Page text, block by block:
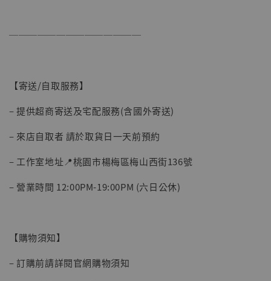
──────────────
【寄送/自取服務】
– 提供超商寄送及宅配服務(含國外寄送)
– 來店自取者 請於取貨日一天前預約
– 工作室地址📍桃園市楊梅區梅山西街136號
– 營業時間 12:00PM-19:00PM (六日公休)
【購物須知】
– 訂購前請詳閱官網購物須知